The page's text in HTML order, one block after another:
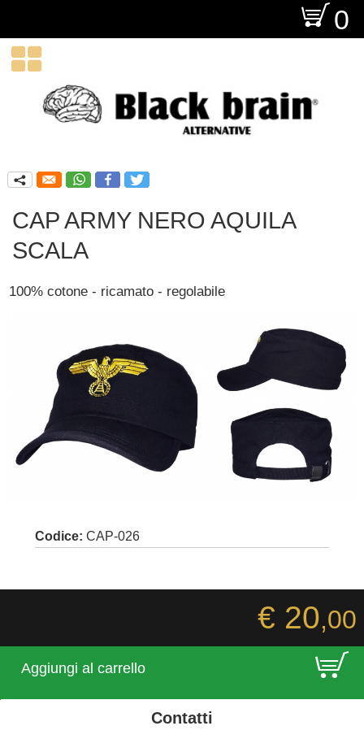
O 0

q
CAP ARMY NERO AQUILA
SCALA
100% cotone - ricamato - regolabile
Codice:CAP-026
€ 20,00
Aggiungi al carrello E
Contatti